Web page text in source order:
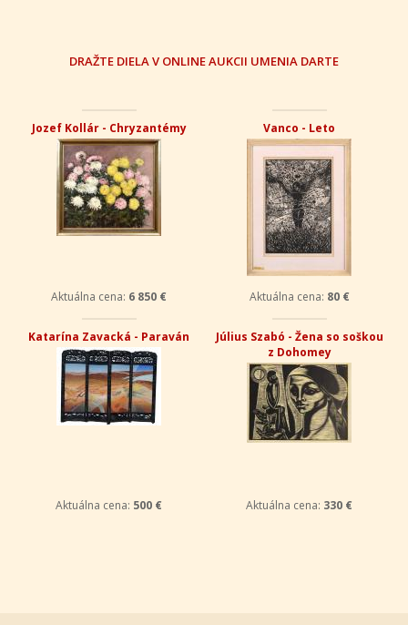
DRAŽTE DIELA V ONLINE AUKCII UMENIA DARTE
Jozef Kollár - Chryzantémy
Aktuálna cena: 6 850 €
Vanco - Leto
Aktuálna cena: 80 €
Katarína Zavacká - Paraván
Aktuálna cena: 500 €
Július Szabó - Žena so soškou
z Dohomey
Aktuálna cena: 330 €